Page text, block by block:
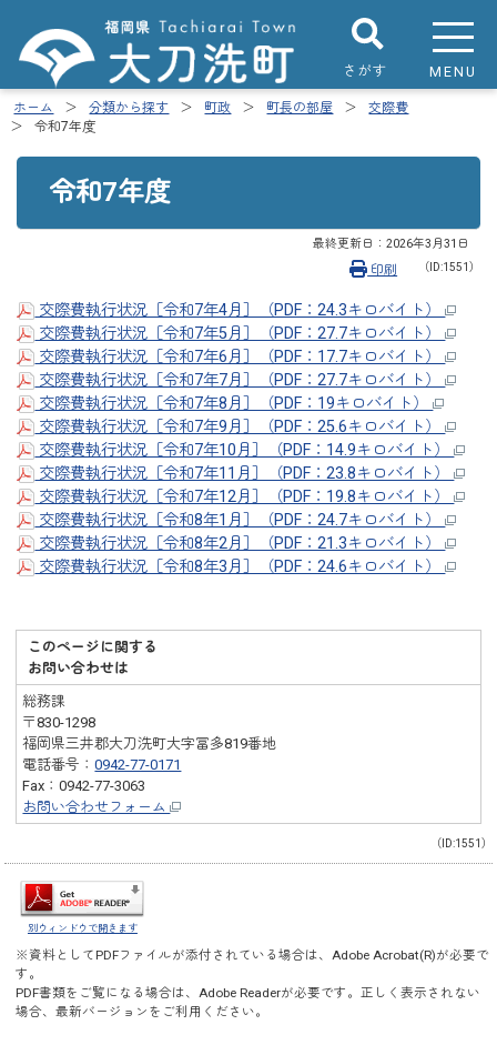
さがす MENU
ホーム 分類から探す 町政 町長の部屋
交際費
令和7年度
令和7年度
最終更新日： 2026年3月31日
（ID:1551）
印刷
交際費執行状況［令和7年4月］（PDF：24.3キロバイト）
交際費執行状況［令和7年5月］（PDF：27.7キロバイト）
交際費執行状況［令和7年6月］（PDF：17.7キロバイト）
交際費執行状況［令和7年7月］（PDF：27.7キロバイト）
交際費執行状況［令和7年8月］（PDF：19キロバイト）
交際費執行状況［令和7年9月］（PDF：25.6キロバイト）
交際費執行状況［令和7年10月］（PDF：14.9キロバイト）
交際費執行状況［令和7年11月］（PDF：23.8キロバイト）
交際費執行状況［令和7年12月］（PDF：19.8キロバイト）
交際費執行状況［令和8年1月］（PDF：24.7キロバイト）
交際費執行状況［令和8年2月］（PDF：21.3キロバイト）
交際費執行状況［令和8年3月］（PDF：24.6キロバイト）
このページに関する
お問い合わせは
総務課
〒830-1298
福岡県三井郡大刀洗町大字冨多819番地
電話番号：0942-77-0171
Fax：0942-77-3063
お問い合わせフォーム
（ID:1551）
別ウィンドウで開きます
※資料としてPDFファイルが添付されている場合は、 Adobe Acrobat(R)が必要で
す。
PDF書類をご覧になる場合は、 Adobe Readerが必要です。正しく表示されない
場合、最新バージョンをご利用ください。